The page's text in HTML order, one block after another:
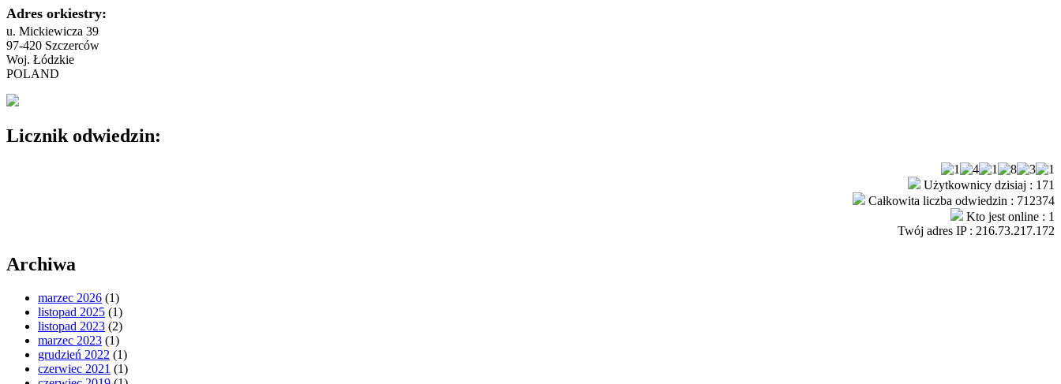
Adres orkiestry:
u. Mickiewicza 39
97-420 Szczerców
Woj. Łódzkie
POLAND
Licznik odwiedzin:
Użytkownicy dzisiaj : 171
Całkowita liczba odwiedzin : 712374
Kto jest online : 1
Twój adres IP : 216.73.217.172
Archiwa
marzec 2026 (1)
listopad 2025 (1)
listopad 2023 (2)
marzec 2023 (1)
grudzień 2022 (1)
czerwiec 2021 (1)